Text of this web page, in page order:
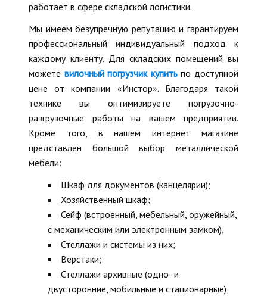
работает в сфере складской логистики.
Мы имеем безупречную репутацию и гарантируем
профессиональный индивидуальный подход к
каждому клиенту. Для складских помещений вы
можете вилочный погрузчик купитьпо доступной
цене от компании «Инстор». Благодаря такой
технике вы оптимизируете погрузочно-
разгрузочные работы на вашем предприятии.
Кроме того, в нашем интернет магазине
представлен большой выбор металлической
мебели:
Шкаф для документов (канцелярии);
Хозяйственный шкаф;
Сейф (встроенный, мебельный, оружейный,
с механическим или электронным замком);
Стеллажи и системы из них;
Верстаки;
Стеллажи архивные (одно- и
двусторонние, мобильные и стационарные);